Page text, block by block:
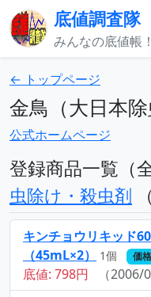
底値調査隊
みんなの底値帳！
← トップページ
金鳥（大日本除
公式ホームページ
登録商品一覧（
虫除け・殺虫剤
キンチョウリキッド
（45mL×2）
1個 価
底値: 798円
（2006/